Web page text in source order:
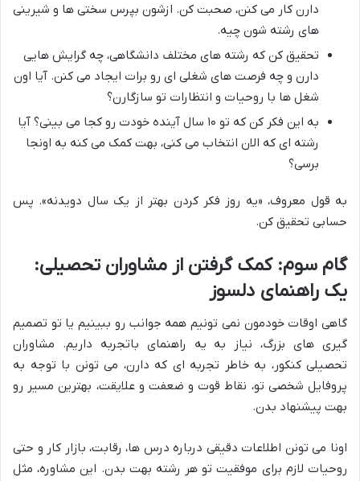
دارن کار می کنن، صحبت کن. ازشون بپرس سختی ها و شیرینی
های رشته شون چیه.
تحقیق کن که رشته های مختلف دانشگاهی، چه گرایش هایی
دارن و چه فرصت های شغلی ای رو برات ایجاد می کنن. آیا اون
شغل ها با روحیات و انتظارات تو سازگارن؟
به این فکر کن که تو ۱۰ سال آینده خودت رو کجا می بینی؟ آیا
رشته ای که الان انتخاب می کنی، بهت کمک می کنه به اونجا
برسی؟
به قول معروف، «یه روز فکر کردن بهتر از یک سال دویدنه». پس
حسابی تحقیق کن.
گام سوم: کمک گرفتن از مشاوران تحصیلی:
یک راهنمای دلسوز
گاهی اوقات خودمون نمی تونیم همه جوانب رو ببینیم یا تو تصمیم
گیری های بزرگ، نیاز به یه راهنمای باتجربه داریم. مشاوران
تحصیلی کنکور، به خاطر تجربه ای که دارن، می تونن با توجه به
پروفایل شخصی تو، نقاط قوت و ضعفت و علایقت، بهترین مسیر رو
بهت پیشنهاد بدن.
اونا می تونن اطلاعات دقیقی درباره درس ها، رقابت، بازار کار و حتی
روحیات لازم برای موفقیت تو هر رشته بهت بدن. این مشاوره، مثل